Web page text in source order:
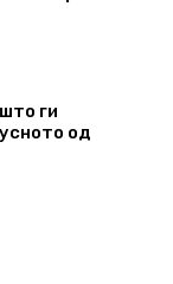
ги
од